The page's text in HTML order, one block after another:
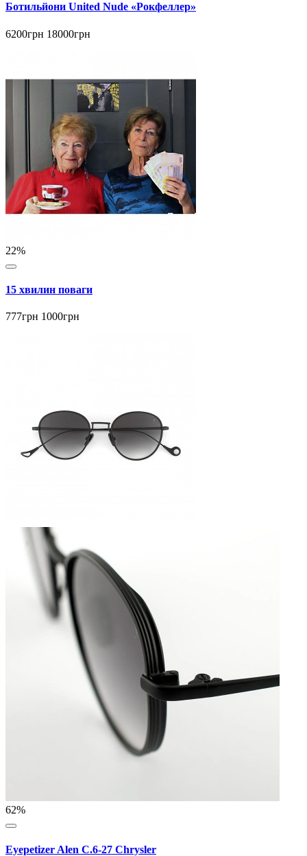
Ботильйони United Nude «Рокфеллер»
6200грн 18000грн
22%
15 хвилин поваги
777грн 1000грн
62%
Eyepetizer Alen C.6-27 Chrysler